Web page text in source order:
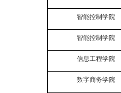
智能控制学院
智能控制学院
信息工程学院
数字商务学院